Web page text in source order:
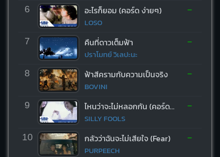
6 อะไรก็ยอม (คอร์ด ง่ายๆ)
LOSO
-
7 คืนที่ดาวเต็มฟ้า
ปราโมทย์ วิเลปะนะ
-
8 ฟ้าสีครามกับความเป็นจริง
BOVINI
-
9 ไหนว่าจะไม่หลอกกัน (คอร์ด ง่ายๆ)
SILLY FOOLS
-
10 กลัวว่าฉันจะไม่เสียใจ (Fear)
PURPEECH
-